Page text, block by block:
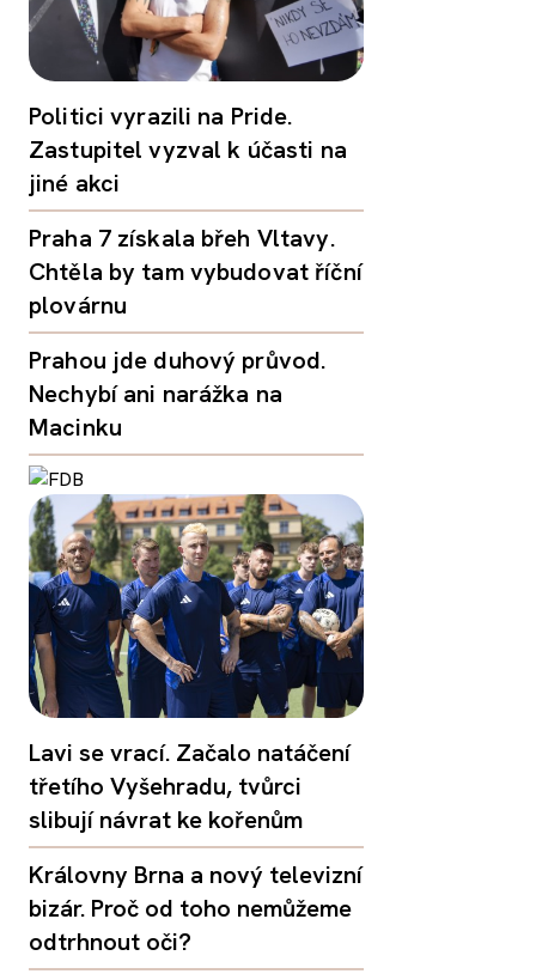
Politici vyrazili na Pride.
Zastupitel vyzval k účasti na
jiné akci
Praha 7 získala břeh Vltavy.
Chtěla by tam vybudovat říční
plovárnu
Prahou jde duhový průvod.
Nechybí ani narážka na
Macinku
Lavi se vrací. Začalo natáčení
třetího Vyšehradu, tvůrci
slibují návrat ke kořenům
Královny Brna a nový televizní
bizár. Proč od toho nemůžeme
odtrhnout oči?